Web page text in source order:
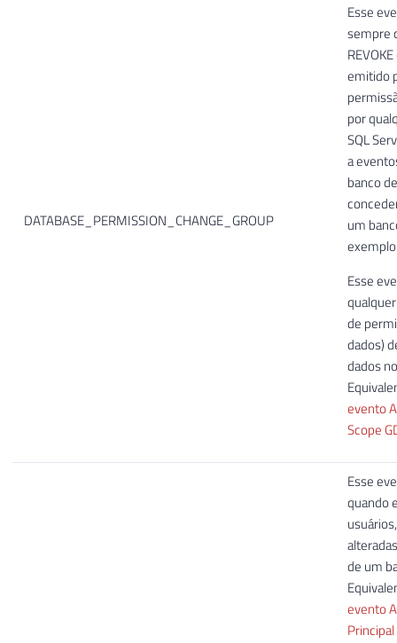
DATABASE_PERMISSION_CHANGE_GROUP
Esse
sempre
emitido
por
SQL
a
banco
um
Esse
de
dados)
dados
evento
Scope
Esse
quando
de um
evento